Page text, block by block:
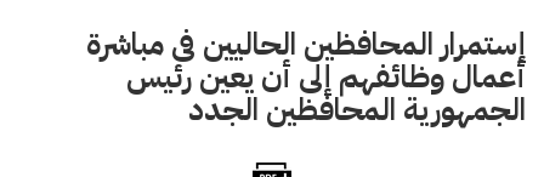
إستمرار المحافظين الحاليين فى مباشرة
أعمال وظائفهم إلى أن يعين رئيس
الجمهورية المحافظين الجدد